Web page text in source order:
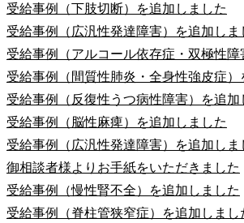
受給事例（下肢切断）を追加しました
受給事例（広汎性発達障害）を追加しま
受給事例（アルコール依存症・双極性障
受給事例（間質性肺炎・全身性強皮症）
受給事例（反復性うつ病性障害）を追加
受給事例（脳性麻痺）を追加しました
受給事例（広汎性発達障害）を追加しま
御相談者様よりお手紙をいただきました
受給事例（慢性腎不全）を追加しました
受給事例（脊柱管狭窄症）を追加しまし